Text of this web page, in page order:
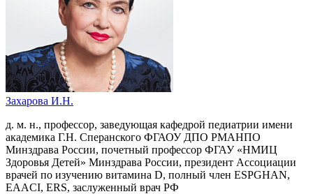
Захарова И.Н.
д. м. н., профессор, заведующая кафедрой педиатрии имени
академика Г.Н. Сперанского ФГАОУ ДПО РМАНПО
Минздрава России, почетный профессор ФГАУ «НМИЦ
Здоровья Детей» Минздрава России, президент Ассоциации
врачей по изучению витамина D, полный член ESPGHAN,
EAACI, ERS, заслуженный врач РФ